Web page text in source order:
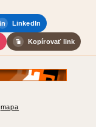
LinkedIn
Kopírovať link
mapa